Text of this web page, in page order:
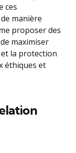
ces
manière
proposer des
maximiser
la protection
éthiques et